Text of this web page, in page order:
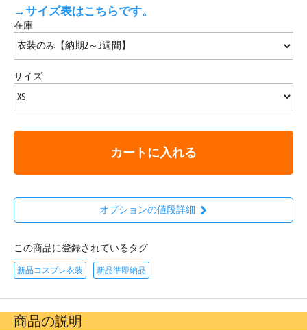
→サイズ表はこちらです。
在庫
サイズ
カートに入れる
オプションの値段詳細
この商品に登録されているタグ
新品コスプレ衣装 新品準即納品
商品の説明